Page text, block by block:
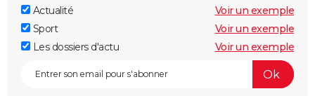
Actualité
Voir un exemple
Sport
Voir un exemple
Les dossiers d'actu
Voir un exemple